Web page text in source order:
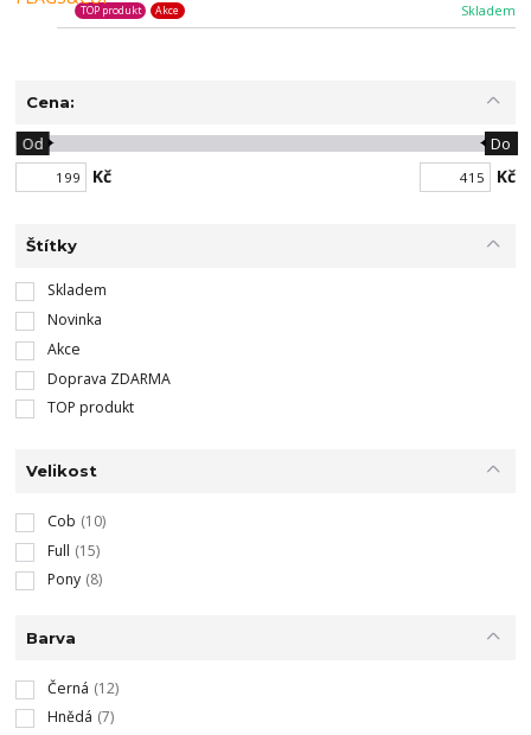
Skladem
TOP produkt Akce
Cena:
Kč
Od Do
Kč
Štítky
Skladem
Novinka
Akce
Doprava ZDARMA
TOP produkt
Velikost
Cob (10)
Full (15)
Pony (8)
Barva
Černá (12)
Hnědá (7)